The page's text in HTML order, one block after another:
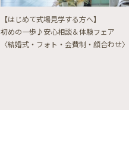
【はじめて式場見学する方へ】
初めの一歩♪安心相談＆体験フェア
〈結婚式・フォト・会費制・顔合わせ〉